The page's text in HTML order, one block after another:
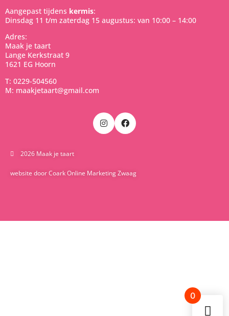
Aangepast tijdens kermis:
Dinsdag 11 t/m zaterdag 15 augustus: van 10:00 – 14:00
Adres:
Maak je taart
Lange Kerkstraat 9
1621 EG Hoorn
T: 0229-504560
M: maakjetaart@gmail.com
2026 Maak je taart
website door Coark Online Marketing Zwaag
0